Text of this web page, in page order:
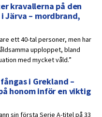
kravallerna på den
– mordbrand,
ett 40-tal personer, men har
upploppet, bland
med mycket våld.”
i Grekland –
honom inför en viktig
sin första Serie A-titel på 33